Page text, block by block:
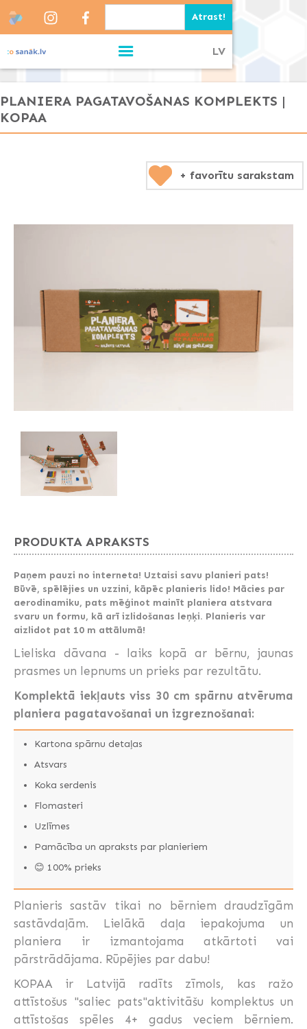
LV
PLANIERA PAGATAVOŠANAS KOMPLEKTS |
KOPAA
+ favorītu sarakstam
PRODUKTA APRAKSTS
Paņem pauzi no interneta! Uztaisi savu planieri pats!
Būvē, spēlējies un uzzini, kāpēc planieris lido! Mācies par
aerodinamiku, pats mēģinot mainīt planiera atstvara
svaru un formu, kā arī izlidošanas leņķi. Planieris var
aizlidot pat 10 m attālumā!
Lieliska dāvana - laiks kopā ar bērnu, jaunas
prasmes un lepnums un prieks par rezultātu.
Komplektā iekļauts viss 30 cm spārnu atvēruma
planiera pagatavošanai un izgreznošanai:
Kartona spārnu detaļas
Atsvars
Koka serdenis
Flomasteri
Uzlīmes
Pamācība un apraksts par planieriem
😊 100% prieks
Planieris sastāv tikai no bērniem draudzīgām
sastāvdaļām. Lielākā daļa iepakojuma un
planiera ir izmantojama atkārtoti vai
pārstrādājama. Rūpējies par dabu!
KOPAA ir Latvijā radīts zīmols, kas ražo
attīstošus "saliec pats"aktivitāšu komplektus un
attīstošas spēles 4+ gadus veciem bērniem.